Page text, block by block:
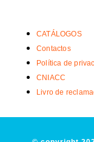
CATÁLOGOS
Contactos
Política de
CNIACC
Livro de